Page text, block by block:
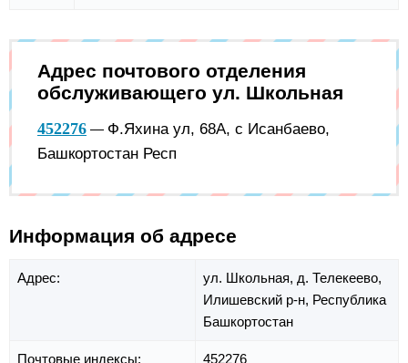
Адрес почтового отделения
обслуживающего ул. Школьная
452276 — Ф.Яхина ул, 68А, с Исанбаево,
Башкортостан Респ
Информация об адресе
Адрес: ул. Школьная, д. Телекеево,
Илишевский р-н, Республика
Башкортостан
Почтовые индексы: 452276